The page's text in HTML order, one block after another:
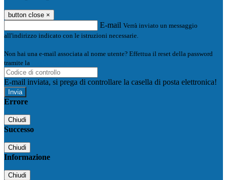
button close ×
E-mail Verrà inviato un messaggio
all'indirizzo indicato con le istruzioni necessarie.
Non hai una e-mail associata al nome utente? Effettua il reset della password
tramite la
E-mail inviata, si prega di controllare la casella di posta elettronica!
Errore
Chiudi
Successo
Chiudi
Informazione
Chiudi